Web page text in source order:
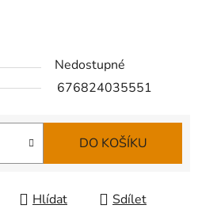
Nedostupné
676824035551
DO KOŠÍKU
Hlídat Sdílet